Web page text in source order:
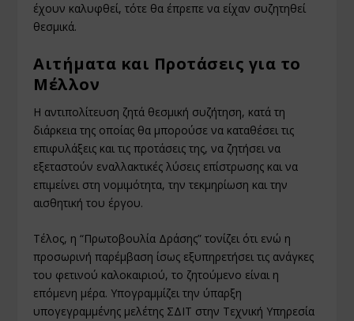
έχουν καλυφθεί, τότε θα έπρεπε να είχαν συζητηθεί
θεσμικά.
Αιτήματα και Προτάσεις για το
Μέλλον
Η αντιπολίτευση ζητά θεσμική συζήτηση, κατά τη
διάρκεια της οποίας θα μπορούσε να καταθέσει τις
επιφυλάξεις και τις προτάσεις της, να ζητήσει να
εξεταστούν εναλλακτικές λύσεις επίστρωσης και να
επιμείνει στη νομιμότητα, την τεκμηρίωση και την
αισθητική του έργου.
Τέλος, η “Πρωτοβουλία Δράσης” τονίζει ότι ενώ η
προσωρινή παρέμβαση ίσως εξυπηρετήσει τις ανάγκες
του φετινού καλοκαιριού, το ζητούμενο είναι η
επόμενη μέρα. Υπογραμμίζει την ύπαρξη
υπογεγραμμένης μελέτης ΣΔΙΤ στην Τεχνική Υπηρεσία